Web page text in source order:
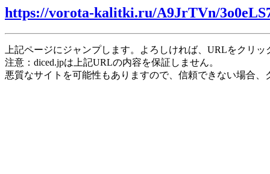
https://vorota-kalitki.ru/A9JrTVn/
上記ページにジャンプします。よろしければ、URLをクリ
注意：diced.jpは上記URLの内容を保証しません。
悪質なサイトを可能性もありますので、信頼できない場合、